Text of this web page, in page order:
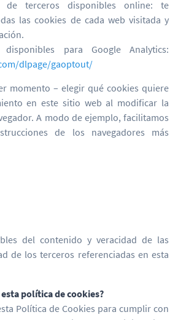
de terceros disponibles online: te
las cookies de cada web visitada y
disponibles para Google Analytics:
dlpage/gaoptout/
momento – elegir qué cookies quiere
en este sitio web al modificar la
A modo de ejemplo, facilitamos
de los navegadores más
del contenido y veracidad de las
de los terceros referenciadas en esta
política de cookies?
Política de Cookies para cumplir con